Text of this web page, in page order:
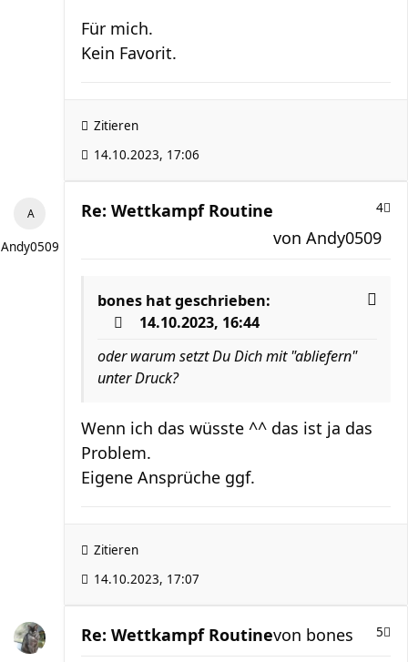
Für mich.
Kein Favorit.
Zitieren
14.10.2023, 17:06
Andy0509
Re: Wettkampf Routine 4
von Andy0509
bones hat geschrieben:
14.10.2023, 16:44
oder warum setzt Du Dich mit "abliefern"
unter Druck?
Wenn ich das wüsste ^^ das ist ja das
Problem.
Eigene Ansprüche ggf.
Zitieren
14.10.2023, 17:07
Re: Wettkampf Routine 5
von bones